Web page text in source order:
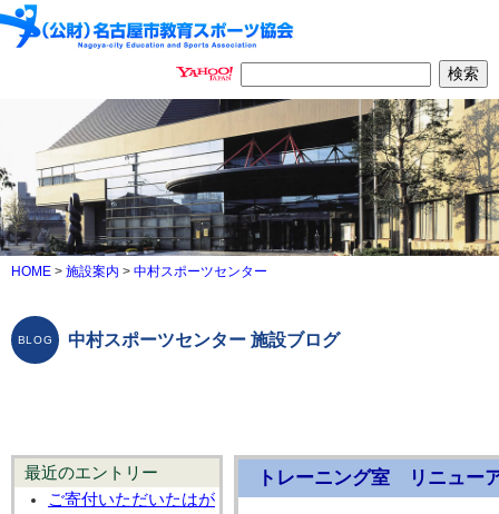
HOME > 施設案内 > 中村スポーツセンター
中村スポーツセンター 施設ブログ
最近のエントリー
ご寄付いただいたはが
トレーニング室 リニュー